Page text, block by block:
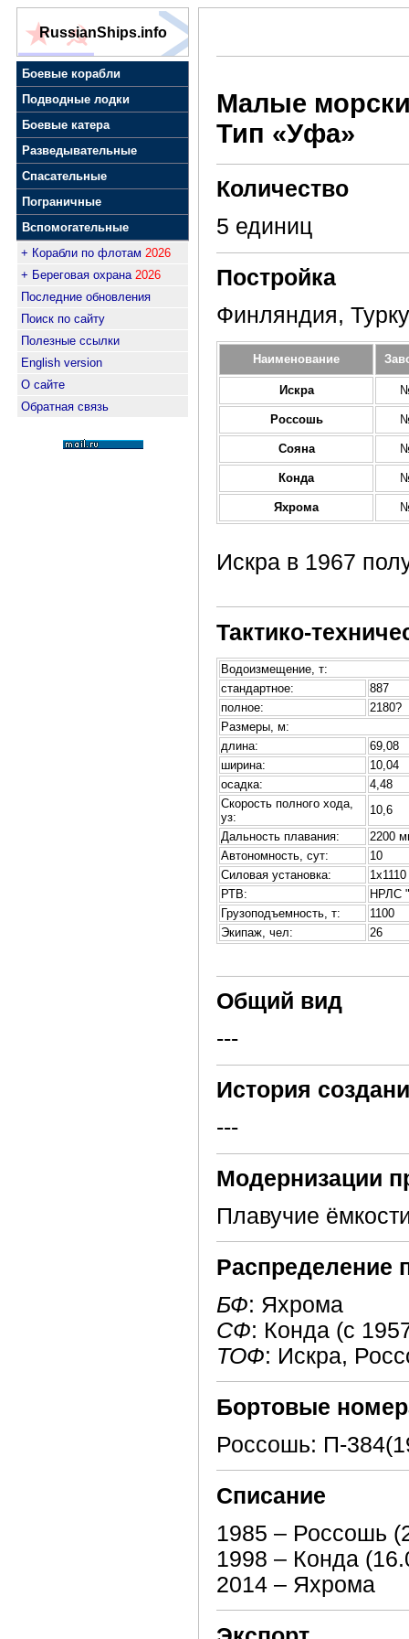
RussianShips.info
Боевые корабли
Подводные лодки
Боевые катера
Разведывательные
Спасательные
Пограничные
Вспомогательные
+ Корабли по флотам 2026
+ Береговая охрана 2026
Последние обновления
Поиск по сайту
Полезные ссылки
English version
О сайте
Обратная связь
Малые
Тип «Уфа»
Количество
5 единиц
Постройка
Финляндия,
Наименование
Искра
Россошь
Сояна
Конда
Яхрома
Искра в 1967
Тактико-
Водоизмещение, т:
стандартное:
887
полное:
2180?
Размеры, м:
длина:
69,08
ширина:
10,04
осадка:
4,48
Скорость полного хода,
уз:
10,6
Дальность плавания:
2200
Автономность, сут:
10
Силовая установка:
РТВ:
НРЛС
Грузоподъемность, т:
1100
Экипаж, чел:
26
Общий вид
---
История
---
Модернизации
Плавучие
Распределение
БФ: Яхрома
СФ: Конда (с
ТОФ: Искра,
Бортовые
Россошь: П-
Списание
1985 – Россошь
1998 – Конда
2014 – Яхрома